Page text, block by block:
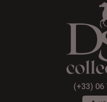
(+33) 06